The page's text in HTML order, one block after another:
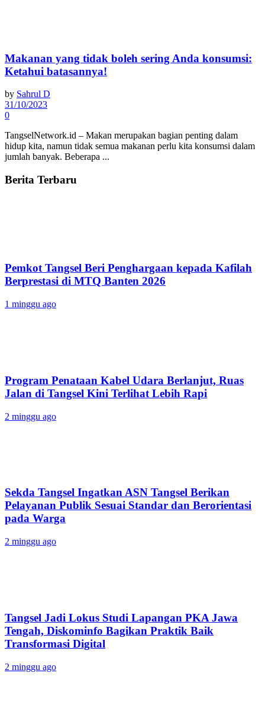
Makanan yang tidak boleh sering Anda konsumsi:
Ketahui batasannya!
by Sahrul D
31/10/2023
0
TangselNetwork.id – Makan merupakan bagian penting dalam
hidup kita, namun tidak semua makanan perlu kita konsumsi dalam
jumlah banyak. Beberapa ...
Berita Terbaru
Pemkot Tangsel Beri Penghargaan kepada Kafilah
Berprestasi di MTQ Banten 2026
1 minggu ago
Program Penataan Kabel Udara Berlanjut, Ruas
Jalan di Tangsel Kini Terlihat Lebih Rapi
2 minggu ago
Sekda Tangsel Ingatkan ASN Tangsel Berikan
Pelayanan Publik Sesuai Standar dan Berorientasi
pada Warga
2 minggu ago
Tangsel Jadi Lokus Studi Lapangan PKA Jawa
Tengah, Diskominfo Bagikan Praktik Baik
Transformasi Digital
2 minggu ago